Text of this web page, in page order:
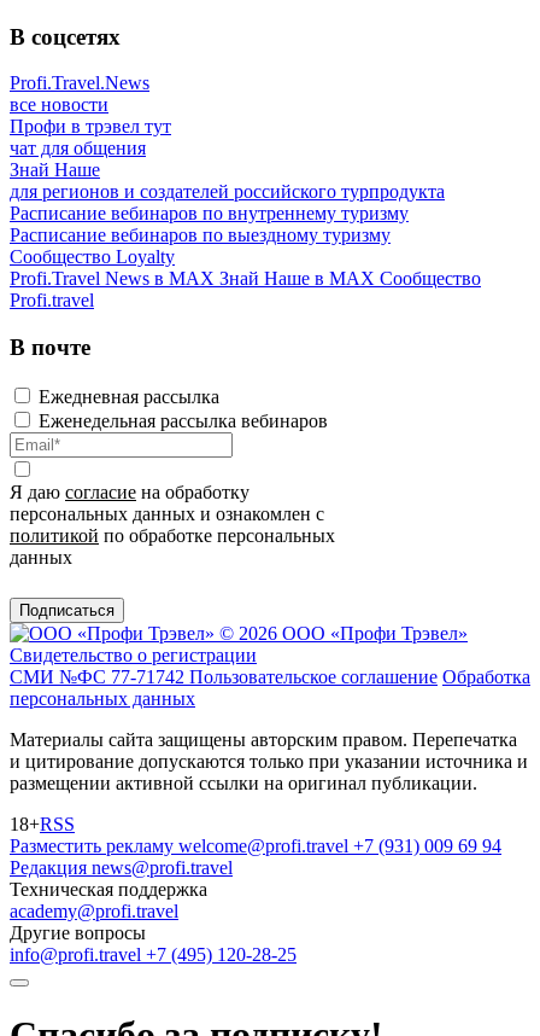
В соцсетях
Profi.Travel.News
все новости
Профи в трэвел тут
чат для общения
Знай Наше
для регионов и создателей российского турпродукта
Расписание вебинаров по внутреннему туризму
Расписание вебинаров по выездному туризму
Сообщество Loyalty
Profi.Travel News в MAX Знай Наше в MAX Сообщество
Profi.travel
В почте
Ежедневная рассылка
Еженедельная рассылка вебинаров
Я даю согласие на обработку
персональных данных и ознакомлен с
политикой по обработке персональных
данных
Подписаться
© 2026 ООО «Профи Трэвeл»
Свидетельство о регистрации
СМИ №ФС 77-71742 Пользовательское соглашение Обработка
персональных данных
Материалы сайта защищены авторским правом. Перепечатка
и цитирование допускаются только при указании источника и
размещении активной ссылки на оригинал публикации.
18+RSS
Разместить рекламу welcome@profi.travel +7 (931) 009 69 94
Редакция news@profi.travel
Техническая поддержка
academy@profi.travel
Другие вопросы
info@profi.travel +7 (495) 120-28-25